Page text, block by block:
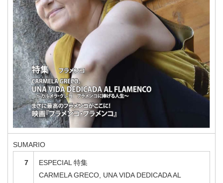
SUMARIO
7
ESPECIAL 特集
CARMELA GRECO, UNA VIDA DEDICADA AL